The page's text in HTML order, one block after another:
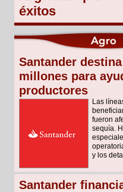
éxitos
Santander
millones para
productores
Las
fueron
sequía.
y los
Santander